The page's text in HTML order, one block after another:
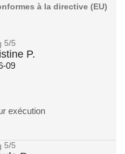
à la directive (EU)
5/5
P.
09
exécution
5/5